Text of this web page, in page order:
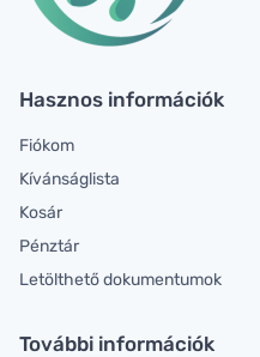
Hasznos információk
Fiókom
Kívánságlista
Kosár
Pénztár
Letölthető dokumentumok
További információk